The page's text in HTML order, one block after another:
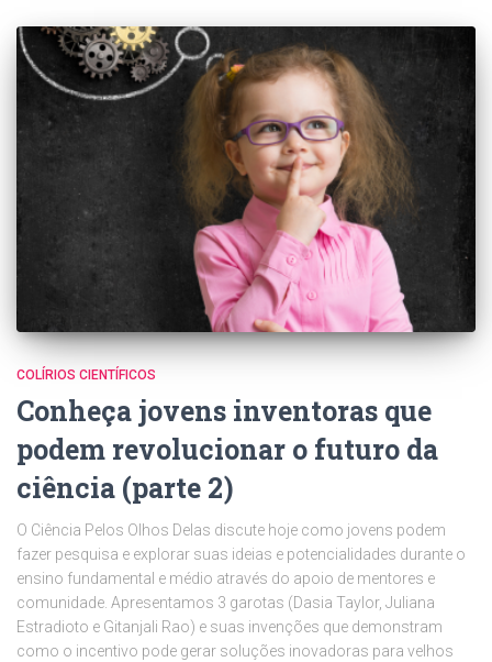
COLÍRIOS CIENTÍFICOS
Conheça jovens inventoras que
podem revolucionar o futuro da
ciência (parte 2)
O Ciência Pelos Olhos Delas discute hoje como jovens podem
fazer pesquisa e explorar suas ideias e potencialidades durante o
ensino fundamental e médio através do apoio de mentores e
comunidade. Apresentamos 3 garotas (Dasia Taylor, Juliana
Estradioto e Gitanjali Rao) e suas invenções que demonstram
como o incentivo pode gerar soluções inovadoras para velhos